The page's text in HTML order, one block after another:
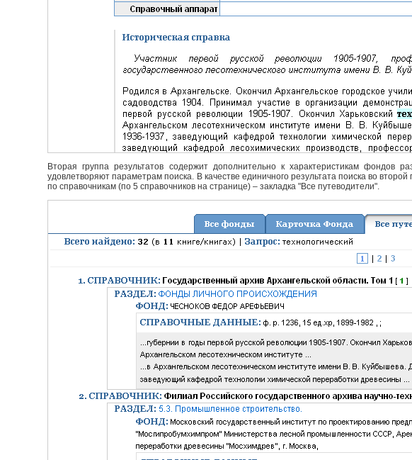
Вторая группа результатов содержит дополнительно к характеристикам фондов
удовлетворяют параметрам поиска. В качестве единичного результата поиска во
по справочникам (по 5 справочников на странице) – закладка "Все путеводители".